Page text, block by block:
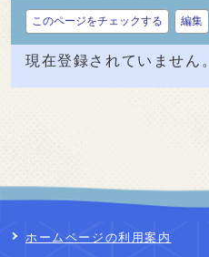
このページをチェックする 編集
現在登録されていません。
ホームページの利用案内